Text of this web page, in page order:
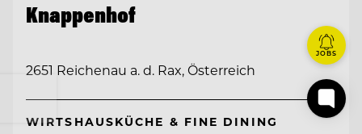
Knappenhof
2651 Reichenau a. d. Rax, Österreich
WIRTSHAUSKÜCHE & FINE DINING
JOBS